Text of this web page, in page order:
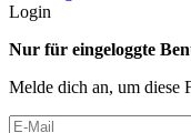
Login
Nur für eingeloggte
Melde dich an, um diese